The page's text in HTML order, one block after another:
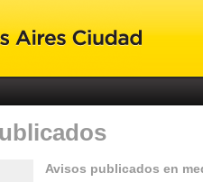
Avisos publicados en